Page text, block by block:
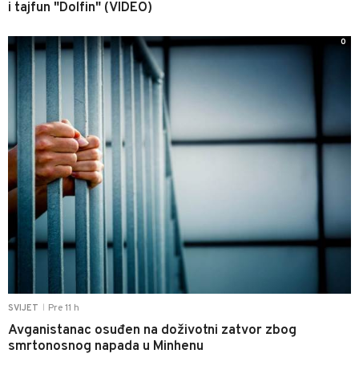
i tajfun "Dolfin" (VIDEO)
SVIJET Pre 11 h
Avganistanac osuđen na doživotni zatvor zbog
smrtonosnog napada u Minhenu
0